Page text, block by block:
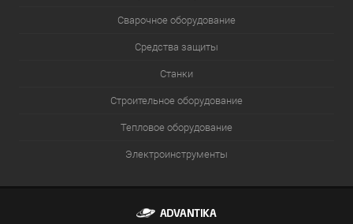
Сварочное оборудование
Средства защиты
Станки
Строительное оборудование
Тепловое оборудование
Электроинструменты